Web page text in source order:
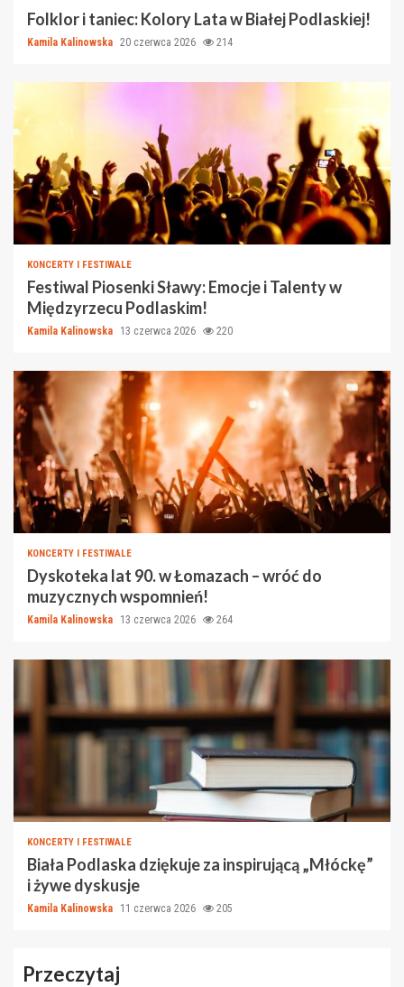
Folklor i taniec: Kolory Lata w Białej Podlaskiej!
Kamila Kalinowska 20 czerwca 2026 214
KONCERTY I FESTIWALE
Festiwal Piosenki Sławy: Emocje i Talenty w
Międzyrzecu Podlaskim!
Kamila Kalinowska 13 czerwca 2026 220
KONCERTY I FESTIWALE
Dyskoteka lat 90. w Łomazach – wróć do
muzycznych wspomnień!
Kamila Kalinowska 13 czerwca 2026 264
KONCERTY I FESTIWALE
Biała Podlaska dziękuje za inspirującą „Młóckę”
i żywe dyskusje
Kamila Kalinowska 11 czerwca 2026 205
Przeczytaj